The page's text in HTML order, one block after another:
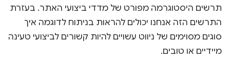
תרשים היסטוגרמה מפורט של מדדי ביצועי האתר. בעזרת
התרשים הזה אנחנו יכולים להראות בניתוח לדוגמה איך
סוגים מסוימים של ניווט עשויים להיות קשורים לביצועי טעינה
מיידיים או טובים.